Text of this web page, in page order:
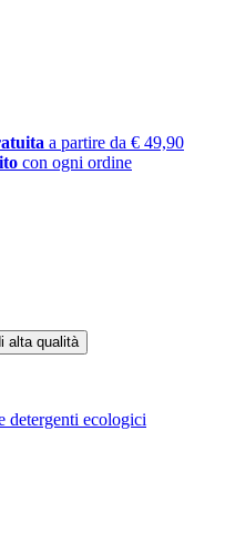
a partire da € 49,90
con ogni ordine
detergenti ecologici